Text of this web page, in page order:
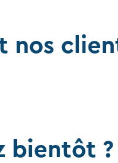
nos
bientôt ?